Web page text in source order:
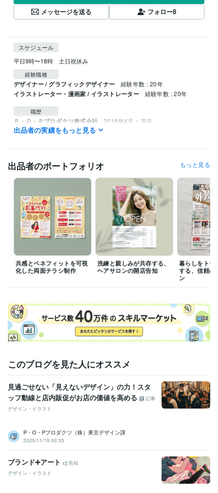
メッセージを送る
フォロー8
スケジュール
平日9時〜18時　土日祝休み
経験職種
デザイナー / グラフィックデザイナー 経験年数 : 20年
イラストレーター・漫画家 / イラストレーター 経験年数 : 20年
職歴
Ｐ・Ｏ・Ｐプロダクツ株式会社 2018年4月 ~ 現在
第23回　ザ・チョイス年度賞審査　入賞 第5回TIS公募 入選 illustrat
Adobe Photoshop:20年
得意分野
イラスト作成・漫画制作 版画風イラスト 似顔絵
学歴
日本大学 2002年3月 ~ 2006年2月
出品者の実績をもっと見る
出品者のポートフォリオ もっと見る
共感とベネフィットを可視
化した両面チラシ制作
洗練と親しみが共存する、
ヘアサロンの開店告知
暮らしをトー
する、信頼の
ン
このブログを見た人にオススメ
見過ごせない「見えないデザイン」の力！スタ
ッフ動線と店内販促がお店の価値を高める
記事
デザイン・イラスト
P・O・Pプロダクツ（株）東京デザイン課
2025/11/19 00:35
ブランド➕アート
告知
デザイン・イラスト